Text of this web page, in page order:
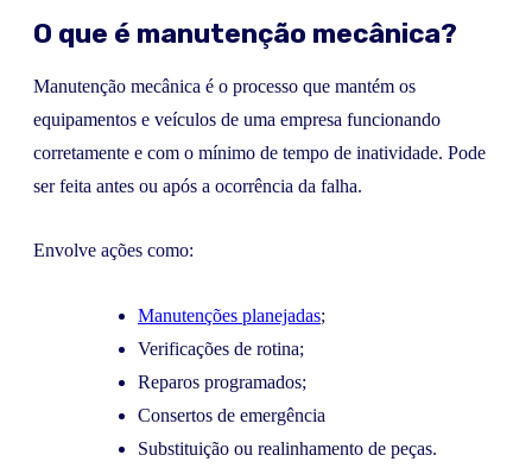
O que é manutenção mecânica?
Manutenção mecânica é o processo que mantém os
equipamentos e veículos de uma empresa funcionando
corretamente e com o mínimo de tempo de inatividade. Pode
ser feita antes ou após a ocorrência da falha.
Envolve ações como:
Manutenções planejadas;
Verificações de rotina;
Reparos programados;
Consertos de emergência
Substituição ou realinhamento de peças.